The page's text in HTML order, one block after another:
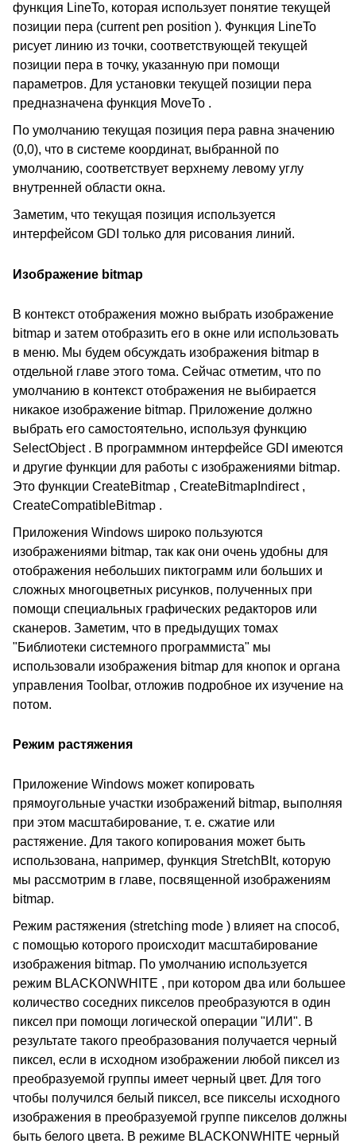
функция LineTo, которая использует понятие текущей
позиции пера (current pen position ). Функция LineTo
рисует линию из точки, соответствующей текущей
позиции пера в точку, указанную при помощи
параметров. Для установки текущей позиции пера
предназначена функция MoveTo .
По умолчанию текущая позиция пера равна значению
(0,0), что в системе координат, выбранной по
умолчанию, соответствует верхнему левому углу
внутренней области окна.
Заметим, что текущая позиция используется
интерфейсом GDI только для рисования линий.
Изображение bitmap
В контекст отображения можно выбрать изображение
bitmap и затем отобразить его в окне или использовать
в меню. Мы будем обсуждать изображения bitmap в
отдельной главе этого тома. Сейчас отметим, что по
умолчанию в контекст отображения не выбирается
никакое изображение bitmap. Приложение должно
выбрать его самостоятельно, используя функцию
SelectObject . В программном интерфейсе GDI имеются
и другие функции для работы с изображениями bitmap.
Это функции CreateBitmap , CreateBitmapIndirect ,
CreateCompatibleBitmap .
Приложения Windows широко пользуются
изображениями bitmap, так как они очень удобны для
отображения небольших пиктограмм или больших и
сложных многоцветных рисунков, полученных при
помощи специальных графических редакторов или
сканеров. Заметим, что в предыдущих томах
"Библиотеки системного программиста" мы
использовали изображения bitmap для кнопок и органа
управления Toolbar, отложив подробное их изучение на
потом.
Режим растяжения
Приложение Windows может копировать
прямоугольные участки изображений bitmap, выполняя
при этом масштабирование, т. е. сжатие или
растяжение. Для такого копирования может быть
использована, например, функция StretchBlt, которую
мы рассмотрим в главе, посвященной изображениям
bitmap.
Режим растяжения (stretching mode ) влияет на способ,
с помощью которого происходит масштабирование
изображения bitmap. По умолчанию используется
режим BLACKONWHITE , при котором два или большее
количество соседних пикселов преобразуются в один
пиксел при помощи логической операции "ИЛИ". В
результате такого преобразования получается черный
пиксел, если в исходном изображении любой пиксел из
преобразуемой группы имеет черный цвет. Для того
чтобы получился белый пиксел, все пикселы исходного
изображения в преобразуемой группе пикселов должны
быть белого цвета. В режиме BLACKONWHITE черный